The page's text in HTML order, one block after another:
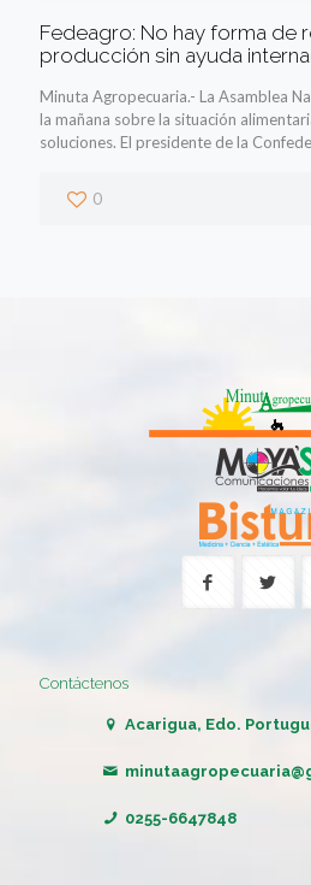
Fedeagro: No hay forma de
producción sin ayuda
Minuta Agropecuaria.- La Asamblea
la mañana sobre la situación
soluciones. El presidente de la
0
Contáctenos
Acarigua, Edo.
0255-6647848